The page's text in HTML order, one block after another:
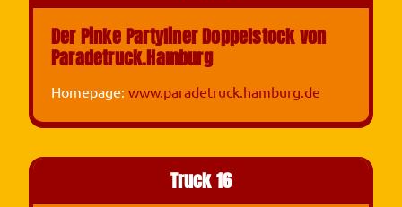
Der Pinke Partyliner Doppelstock von
Paradetruck.Hamburg
Homepage: www.paradetruck.hamburg.de
Truck 16